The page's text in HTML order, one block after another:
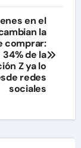
en el
la
comprar:
34% de la
Z ya lo
redes
sociales